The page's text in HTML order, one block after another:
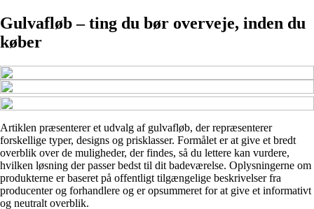
Gulvafløb – ting du bør overveje, inden du
køber
Artiklen præsenterer et udvalg af gulvafløb, der repræsenterer
forskellige typer, designs og prisklasser. Formålet er at give et bredt
overblik over de muligheder, der findes, så du lettere kan vurdere,
hvilken løsning der passer bedst til dit badeværelse. Oplysningerne om
produkterne er baseret på offentligt tilgængelige beskrivelser fra
producenter og forhandlere og er opsummeret for at give et informativt
og neutralt overblik.